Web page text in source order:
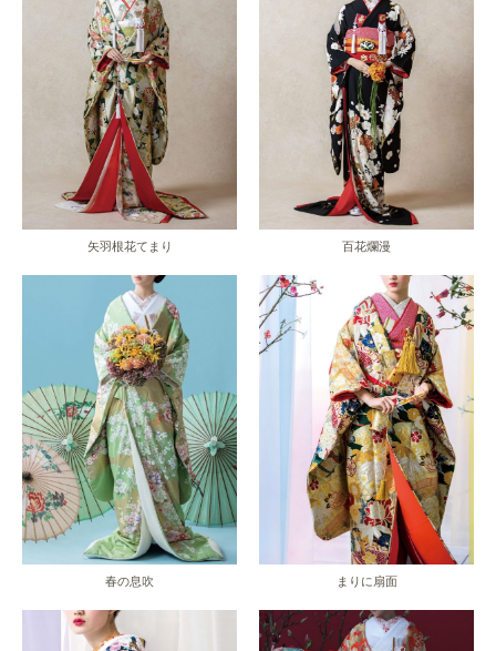
矢羽根花てまり 百花爛漫
春の息吹 まりに扇面